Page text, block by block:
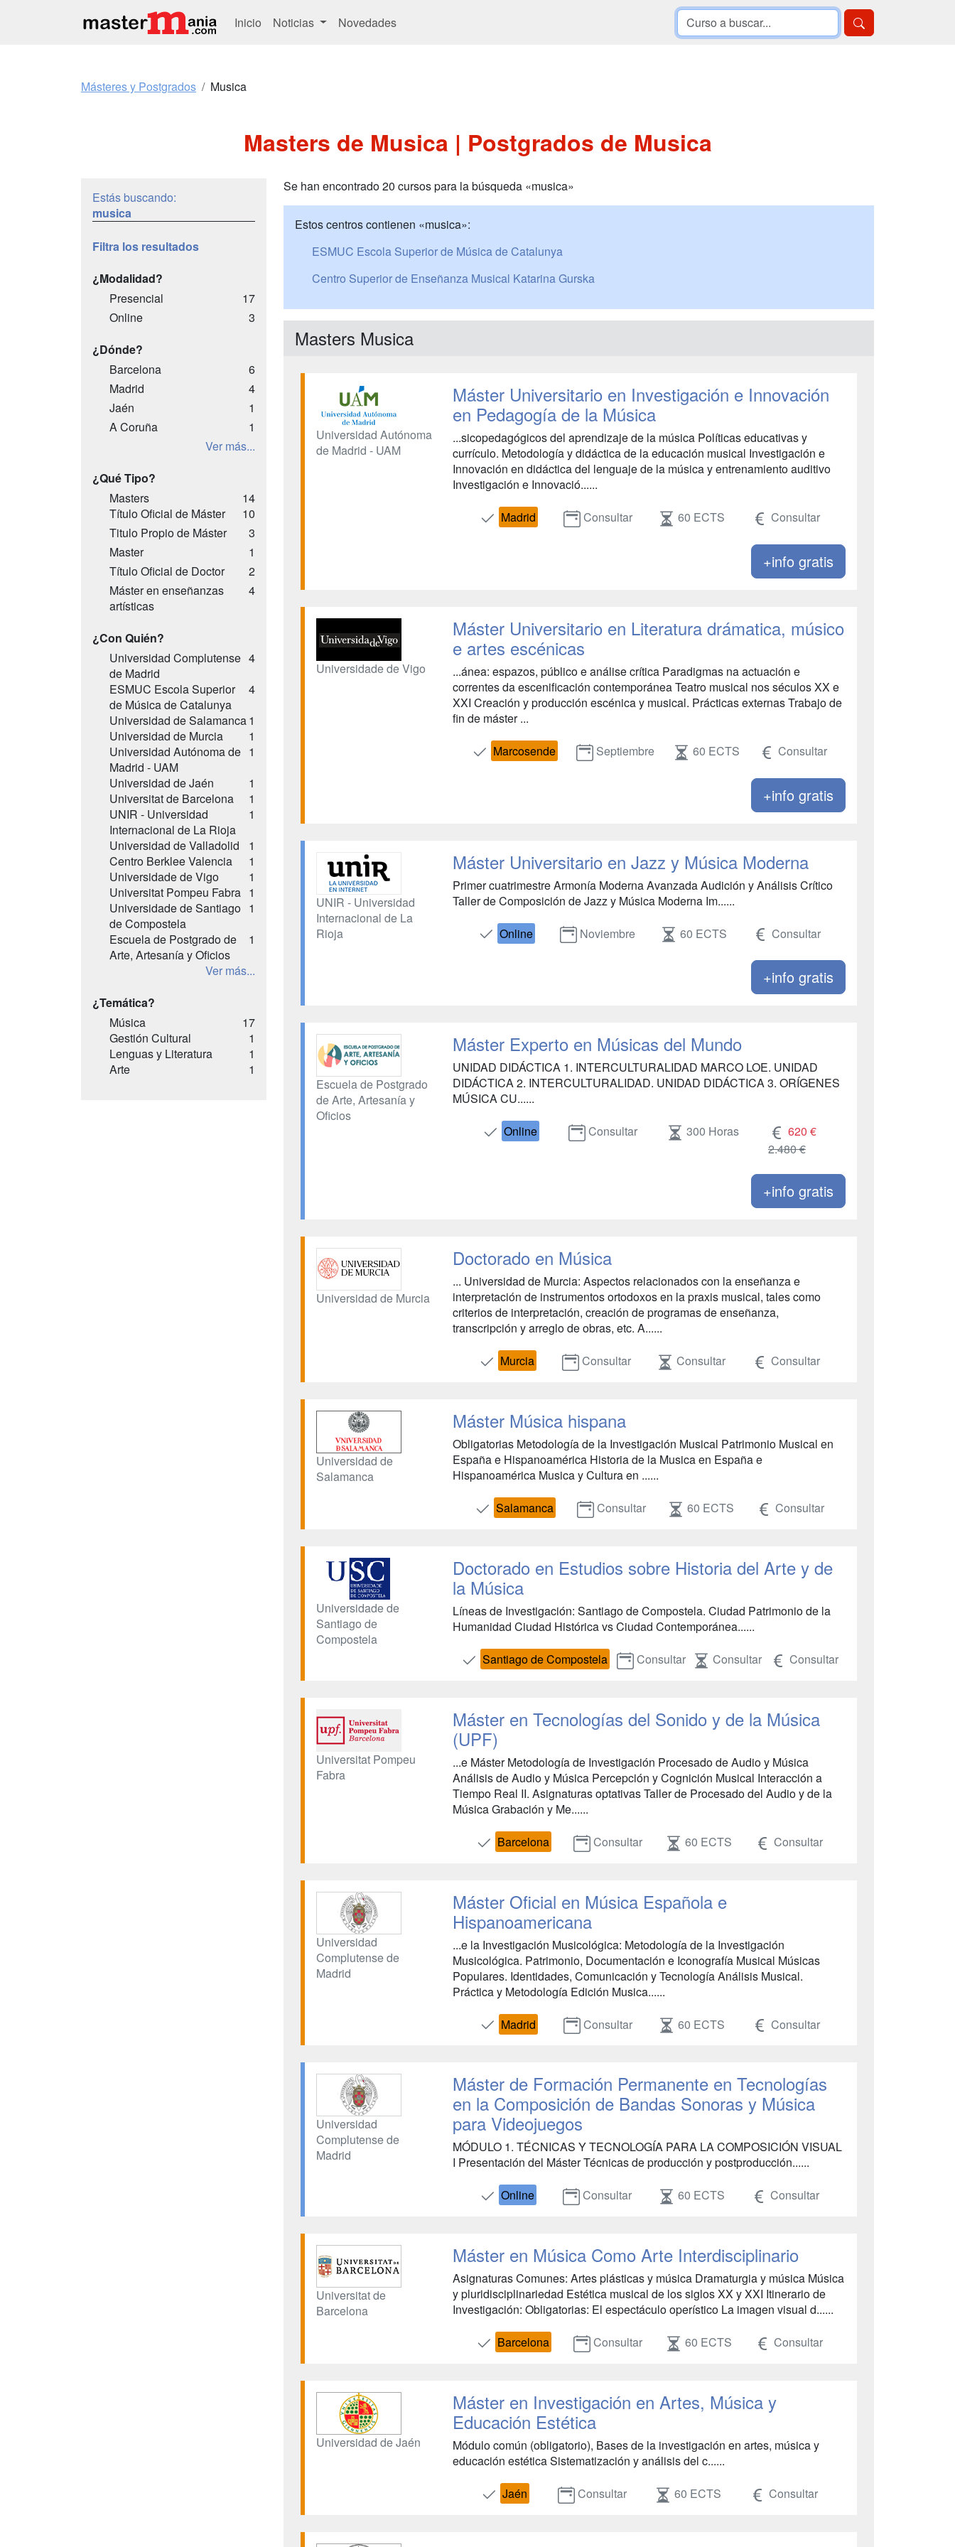
Inicio Noticias Novedades
Másteres y Postgrados Musica
Masters de Musica | Postgrados de Musica
Estás buscando:
musica
Filtra los resultados
¿Modalidad?
Presencial
17
Online
3
¿Dónde?
Barcelona
6
Madrid
4
Jaén
1
A Coruña
1
Ver más...
¿Qué Tipo?
Masters
14
Título Oficial de Máster
10
Titulo Propio de Máster
3
Master
1
Título Oficial de Doctor
2
Máster en enseñanzas
artísticas
4
¿Con Quién?
Universidad Complutense
de Madrid
4
ESMUC Escola Superior
de Música de Catalunya
4
Universidad de Salamanca1
Universidad de Murcia
1
Universidad Autónoma de
Madrid - UAM
1
Universidad de Jaén
1
Universitat de Barcelona
1
UNIR - Universidad
Internacional de La Rioja
1
Universidad de Valladolid
1
Centro Berklee Valencia
1
Universidade de Vigo
1
Universitat Pompeu Fabra 1
Universidade de Santiago
de Compostela
1
Escuela de Postgrado de
Arte, Artesanía y Oficios
1
Ver más...
¿Temática?
Música
17
Gestión Cultural
1
Lenguas y Literatura
1
Arte
1
Se han encontrado 20 cursos para la búsqueda «musica»
Estos centros contienen «musica»:
ESMUC Escola Superior de Música de Catalunya
Centro Superior de Enseñanza Musical Katarina Gurska
Masters Musica
Universidad Autónoma
de Madrid - UAM
Máster Universitario en Investigación e Innovación
en Pedagogía de la Música
...sicopedagógicos del aprendizaje de la música Políticas educativas y
currículo. Metodología y didáctica de la educación musical Investigación e
Innovación en didáctica del lenguaje de la música y entrenamiento auditivo
Investigación e Innovació......
Madrid
Consultar 60 ECTS Consultar
+info gratis
Universidade de Vigo
Máster Universitario en Literatura drámatica, músico
e artes escénicas
...ánea: espazos, público e análise crítica Paradigmas na actuación e
correntes da escenificación contemporánea Teatro musical nos séculos XX e
XXI Creación y producción escénica y musical. Prácticas externas Trabajo de
fin de máster ...
Marcosende
Septiembre 60 ECTS Consultar
+info gratis
UNIR - Universidad
Internacional de La
Rioja
Máster Universitario en Jazz y Música Moderna
Primer cuatrimestre Armonía Moderna Avanzada Audición y Análisis Crítico
Taller de Composición de Jazz y Música Moderna Im......
Online
Noviembre 60 ECTS Consultar
+info gratis
Escuela de Postgrado
de Arte, Artesanía y
Oficios
Máster Experto en Músicas del Mundo
UNIDAD DIDÁCTICA 1. INTERCULTURALIDAD MARCO LOE. UNIDAD
DIDÁCTICA 2. INTERCULTURALIDAD. UNIDAD DIDÁCTICA 3. ORÍGENES
MÚSICA CU......
Online
Consultar 300 Horas
620 €
2.480 €
+info gratis
Universidad de Murcia
Doctorado en Música
... Universidad de Murcia: Aspectos relacionados con la enseñanza e
interpretación de instrumentos ortodoxos en la praxis musical, tales como
criterios de interpretación, creación de programas de enseñanza,
transcripción y arreglo de obras, etc. A......
Murcia
Consultar Consultar Consultar
Universidad de
Salamanca
Máster Música hispana
Obligatorias Metodología de la Investigación Musical Patrimonio Musical en
España e Hispanoamérica Historia de la Musica en España e
Hispanoamérica Musica y Cultura en ......
Salamanca
Consultar 60 ECTS Consultar
Universidade de
Santiago de
Compostela
Doctorado en Estudios sobre Historia del Arte y de
la Música
Líneas de Investigación: Santiago de Compostela. Ciudad Patrimonio de la
Humanidad Ciudad Histórica vs Ciudad Contemporánea......
Santiago de Compostela
Consultar Consultar Consultar
Universitat Pompeu
Fabra
Máster en Tecnologías del Sonido y de la Música
(UPF)
...e Máster Metodología de Investigación Procesado de Audio y Música
Análisis de Audio y Música Percepción y Cognición Musical Interacción a
Tiempo Real II. Asignaturas optativas Taller de Procesado del Audio y de la
Música Grabación y Me......
Barcelona
Consultar 60 ECTS Consultar
Universidad
Complutense de
Madrid
Máster Oficial en Música Española e
Hispanoamericana
...e la Investigación Musicológica: Metodología de la Investigación
Musicológica. Patrimonio, Documentación e Iconografía Musical Músicas
Populares. Identidades, Comunicación y Tecnología Análisis Musical.
Práctica y Metodología Edición Musica......
Madrid
Consultar 60 ECTS Consultar
Universidad
Complutense de
Madrid
Máster de Formación Permanente en Tecnologías
en la Composición de Bandas Sonoras y Música
para Videojuegos
MÓDULO 1. TÉCNICAS Y TECNOLOGÍA PARA LA COMPOSICIÓN VISUAL
I Presentación del Máster Técnicas de producción y postproducción......
Online
Consultar 60 ECTS Consultar
Universitat de
Barcelona
Máster en Música Como Arte Interdisciplinario
Asignaturas Comunes: Artes plásticas y música Dramaturgia y música Música
y pluridisciplinariedad Estética musical de los siglos XX y XXI Itinerario de
Investigación: Obligatorias: El espectáculo operístico La imagen visual d......
Barcelona
Consultar 60 ECTS Consultar
Universidad de Jaén
Máster en Investigación en Artes, Música y
Educación Estética
Módulo común (obligatorio), Bases de la investigación en artes, música y
educación estética Sistematización y análisis del c......
Jaén
Consultar 60 ECTS Consultar